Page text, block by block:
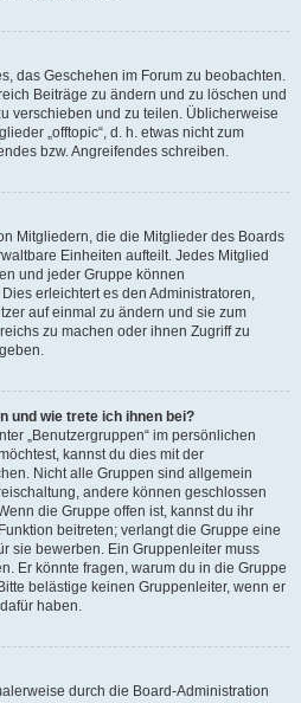
das Geschehen im Forum zu beobachten.
Beiträge zu ändern und zu löschen und
verschieben und zu teilen. Üblicherweise
„offtopic“, d. h. etwas nicht zum
bzw. Angreifendes schreiben.
Mitgliedern, die die Mitglieder des Boards
Einheiten aufteilt. Jedes Mitglied
und jeder Gruppe können
erleichtert es den Administratoren,
auf einmal zu ändern und sie zum
zu machen oder ihnen Zugriff zu
und wie trete ich ihnen bei?
„Benutzergruppen“ im persönlichen
kannst du dies mit der
Nicht alle Gruppen sind allgemein
andere können geschlossen
die Gruppe offen ist, kannst du ihr
beitreten; verlangt die Gruppe eine
sie bewerben. Ein Gruppenleiter muss
Er könnte fragen, warum du in die Gruppe
belästige keinen Gruppenleiter, wenn er
haben.
durch die Board-Administration